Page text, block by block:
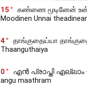
15
கண்ணை மூடினேன்
Moodinen Unnai
4
தாங்குதைய்யா
Thaanguthaiya
0
എൻ പ്രാപ്തി എല്ലാം –
angu maathram